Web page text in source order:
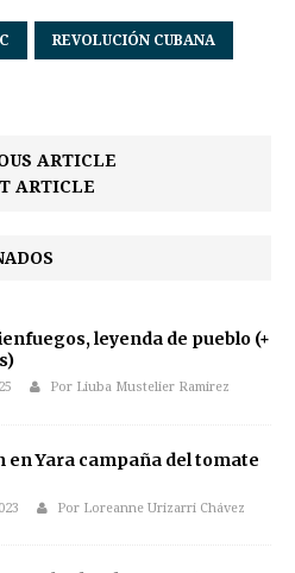
REVOLUCIÓN CUBANA
ARTICLE
ARTICLE
leyenda de pueblo (+
Por Liuba Mustelier Ramirez
en Yara campaña del tomate
Por Loreanne Urizarri Chávez